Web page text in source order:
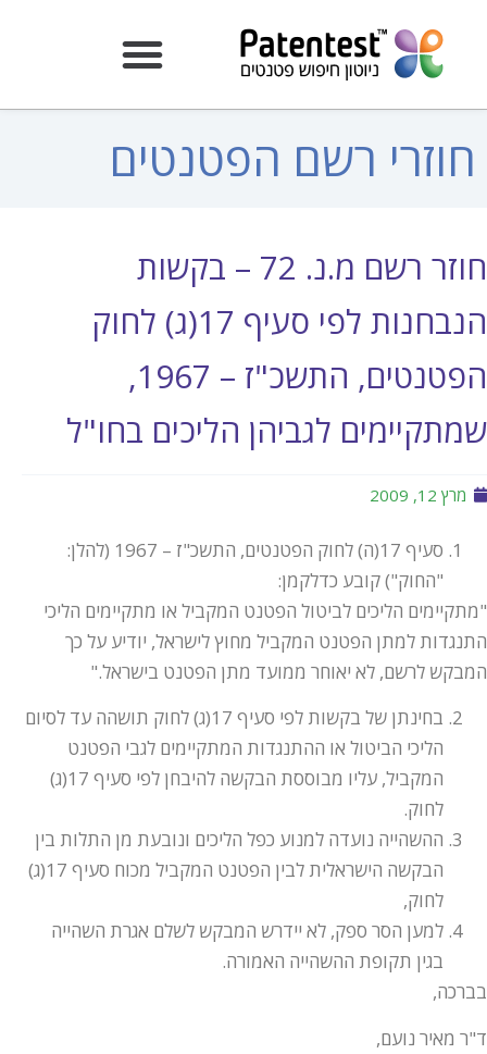
חוזרי רשם הפטנטים
חוזר רשם מ.נ. 72 – בקשות
הנבחנות לפי סעיף 17(ג) לחוק
הפטנטים, התשכ"ז – 1967,
שמתקיימים לגביהן הליכים בחו"ל
מרץ 12, 2009
סעיף 17(ה) לחוק הפטנטים, התשכ"ז – 1967 (להלן:
"החוק") קובע כדלקמן:
"מתקיימים הליכים לביטול הפטנט המקביל או מתקיימים הליכי
התנגדות למתן הפטנט המקביל מחוץ לישראל, יודיע על כך
המבקש לרשם, לא יאוחר ממועד מתן הפטנט בישראל."
בחינתן של בקשות לפי סעיף 17(ג) לחוק תושהה עד לסיום
הליכי הביטול או ההתנגדות המתקיימים לגבי הפטנט
המקביל, עליו מבוססת הבקשה להיבחן לפי סעיף 17(ג)
לחוק.
ההשהייה נועדה למנוע כפל הליכים ונובעת מן התלות בין
הבקשה הישראלית לבין הפטנט המקביל מכוח סעיף 17(ג)
לחוק,
למען הסר ספק, לא יידרש המבקש לשלם אגרת השהייה
בגין תקופת ההשהייה האמורה.
בברכה,
ד"ר מאיר נועם,